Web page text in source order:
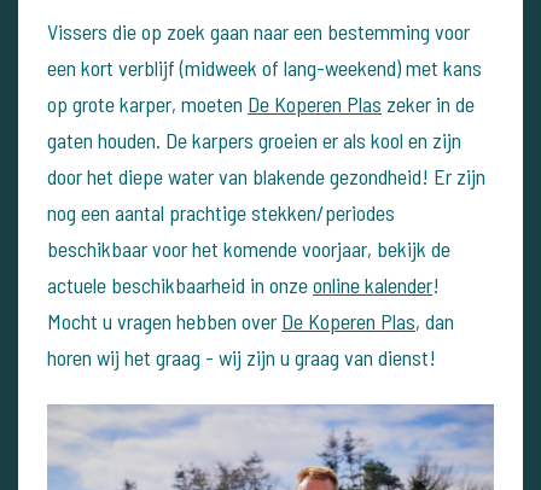
Vissers die op zoek gaan naar een bestemming voor
een kort verblijf (midweek of lang-weekend) met kans
op grote karper, moeten De Koperen Plas zeker in de
gaten houden. De karpers groeien er als kool en zijn
door het diepe water van blakende gezondheid! Er zijn
nog een aantal prachtige stekken/periodes
beschikbaar voor het komende voorjaar, bekijk de
actuele beschikbaarheid in onzeonline kalender!
Mocht u vragen hebben over De Koperen Plas, dan
horen wij het graag - wij zijn u graag van dienst!